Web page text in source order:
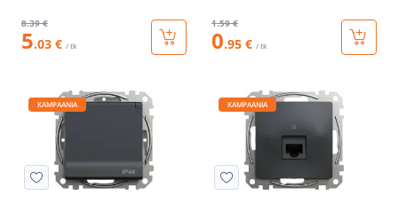
8.39 €
5.03 € / tk
1.59 €
0.95 € / tk
KAMPAANIA KAMPAANIA